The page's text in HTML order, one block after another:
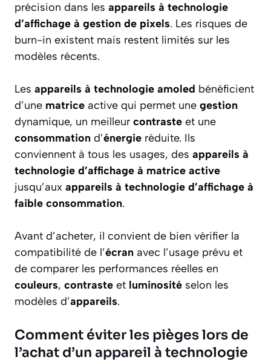
précision dans les appareils à technologie
d’affichage à gestion de pixels. Les risques de
burn-in existent mais restent limités sur les
modèles récents.
Les appareils à technologie amoled bénéficient
d’une matrice active qui permet une gestion
dynamique, un meilleur contraste et une
consommation d’énergie réduite. Ils
conviennent à tous les usages, des appareils à
technologie d’affichage à matrice active
jusqu’aux appareils à technologie d’affichage à
faible consommation.
Avant d’acheter, il convient de bien vérifier la
compatibilité de l’écran avec l’usage prévu et
de comparer les performances réelles en
couleurs, contraste et luminosité selon les
modèles d’appareils.
Comment éviter les pièges lors de
l’achat d’un appareil à technologie